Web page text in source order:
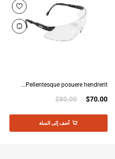
Pellentesque posuere hendrerit...
$70.00
$80.00
أضف إلى السلة